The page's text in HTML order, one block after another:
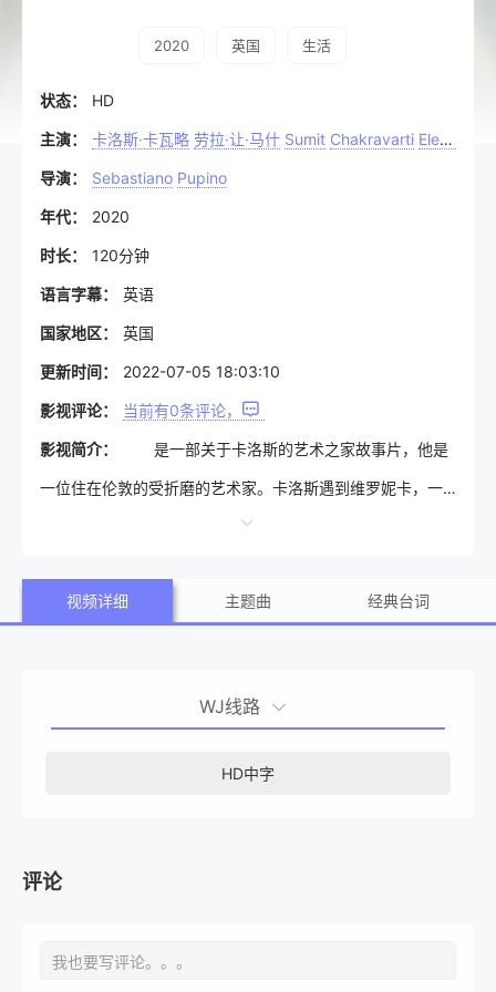
2020 英国 生活
状态： HD
主演： 卡洛斯·卡瓦略 劳拉·让·马什 Sumit Chakravarti Eleonora
导演： Sebastiano Pupino
年代： 2020
时长： 120分钟
语言字幕： 英语
国家地区： 英国
更新时间： 2022-07-05 18:03:10
影视评论： 当前有0条评论，
影视简介： 是一部关于卡洛斯的艺术之家故事片，他是
一位住在伦敦的受折磨的艺术家。卡洛斯遇到维罗妮卡，一
个另一个世世的女人时，对生活的看法发生了变化。
视频详细 主题曲 经典台词
WJ线路
HD中字
评论